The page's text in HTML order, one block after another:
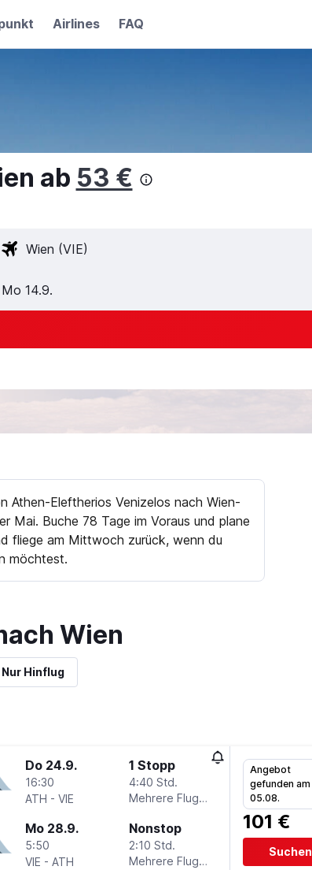
Airlines FAQ
ab 53 €
Mo 14.9.
Athen-Eleftherios Venizelos nach Wien-
Mai. Buche 78 Tage im Voraus und plane
fliege am Mittwoch zurück, wenn du
möchtest.
Wien
Nur Hinflug
Do 24.9.
16:30
ATH - VIE
1 Stopp
4:40 Std.
Mehrere Fluglinien
Mo 28.9.
5:50
VIE - ATH
Nonstop
2:10 Std.
Mehrere Fluglinien
Angebot
gefunden am
05.08.
101 €
Suchen